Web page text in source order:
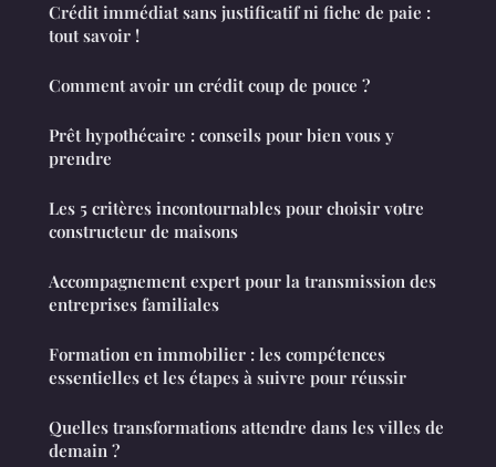
Crédit immédiat sans justificatif ni fiche de paie :
tout savoir !
Comment avoir un crédit coup de pouce ?
Prêt hypothécaire : conseils pour bien vous y
prendre
Les 5 critères incontournables pour choisir votre
constructeur de maisons
Accompagnement expert pour la transmission des
entreprises familiales
Formation en immobilier : les compétences
essentielles et les étapes à suivre pour réussir
Quelles transformations attendre dans les villes de
demain ?